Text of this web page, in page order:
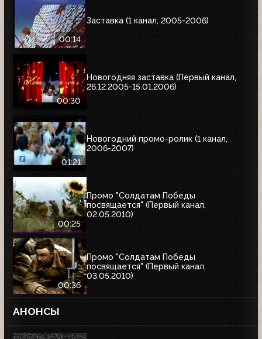
00:14
Заставка (1 канал, 2005-2006)
00:30
Новогодняя заставка (Первый канал,
26.12.2005-15.01.2006)
01:21
Новогодний промо-ролик (1 канал,
2006-2007)
00:25
Промо "Солдатам Победы
посвящается" (Первый канал,
02.05.2010)
00:36
Промо "Солдатам Победы
посвящается" (Первый канал,
03.05.2010)
АНОНСЫ